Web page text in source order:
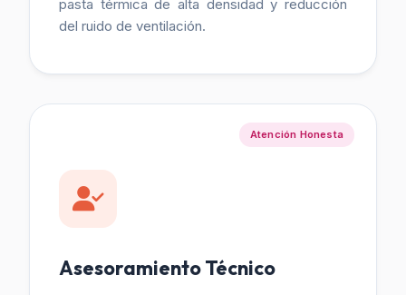
pasta térmica de alta densidad y reducción
del ruido de ventilación.
Atención Honesta
Asesoramiento Técnico